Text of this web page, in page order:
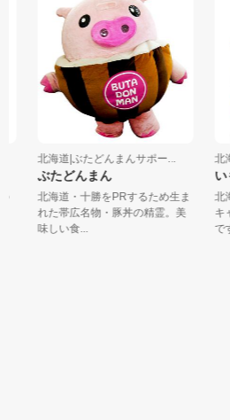
北海道|ぶたどんまんサポー...
ぶたどんまん
北海道・十勝をPRするため生ま
れた帯広名物・豚丼の精霊。美
味しい食...
北
い
北
キ
で